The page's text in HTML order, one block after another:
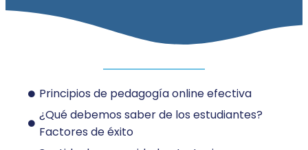
Principios de pedagogía online efectiva
¿Qué debemos saber de los estudiantes?
Factores de éxito